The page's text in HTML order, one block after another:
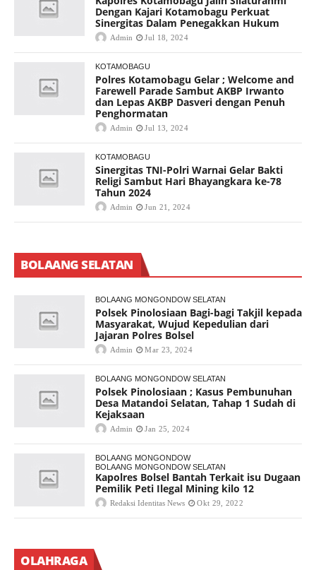
Dengan Kajari Kotamobagu Perkuat
Sinergitas Dalam Penegakkan Hukum
Admin Jul 18, 2024
KOTAMOBAGU
Polres Kotamobagu Gelar ; Welcome and
Farewell Parade Sambut AKBP Irwanto
dan Lepas AKBP Dasveri dengan Penuh
Penghormatan
Admin Jul 13, 2024
KOTAMOBAGU
Sinergitas TNI-Polri Warnai Gelar Bakti
Religi Sambut Hari Bhayangkara ke-78
Tahun 2024
Admin Jun 21, 2024
BOLAANG SELATAN
BOLAANG MONGONDOW SELATAN
Polsek Pinolosiaan Bagi-bagi Takjil kepada
Masyarakat, Wujud Kepedulian dari
Jajaran Polres Bolsel
Admin Mar 23, 2024
BOLAANG MONGONDOW SELATAN
Polsek Pinolosiaan ; Kasus Pembunuhan
Desa Matandoi Selatan, Tahap 1 Sudah di
Kejaksaan
Admin Jan 25, 2024
BOLAANG MONGONDOW
BOLAANG MONGONDOW SELATAN
Kapolres Bolsel Bantah Terkait isu Dugaan
Pemilik Peti Ilegal Mining kilo 12
Redaksi Identitas News Okt 29, 2022
OLAHRAGA